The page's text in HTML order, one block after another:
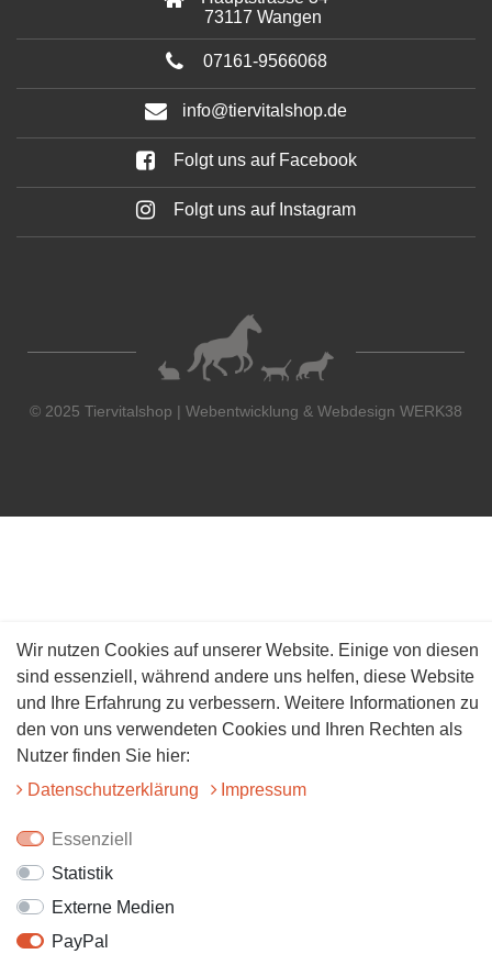
73117 Wangen
07161-9566068
info@tiervitalshop.de
Folgt uns auf Facebook
Folgt uns auf Instagram
© 2025 Tiervitalshop | Webentwicklung & Webdesign WERK38
Wir nutzen Cookies auf unserer Website. Einige von diesen
sind essenziell, während andere uns helfen, diese Website
und Ihre Erfahrung zu verbessern. Weitere Informationen zu
den von uns verwendeten Cookies und Ihren Rechten als
Nutzer finden Sie hier:
Daten­schutz­erklärung
Impressum
Essenziell
Statistik
Externe Medien
PayPal